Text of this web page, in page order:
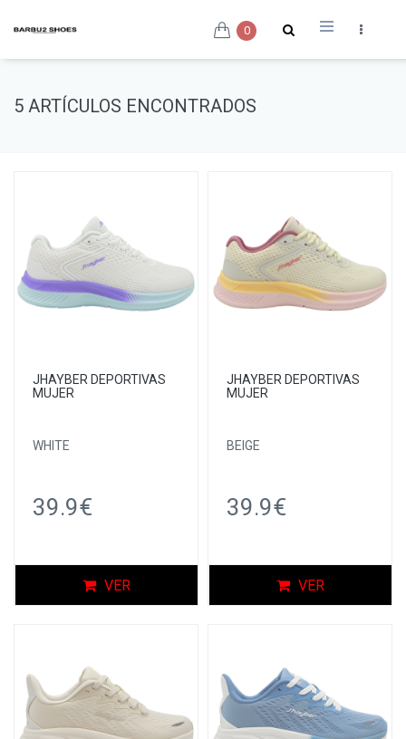
0
5 ARTÍCULOS ENCONTRADOS
JHAYBER DEPORTIVAS
MUJER
WHITE
39.9€
VER
JHAYBER DEPORTIVAS
MUJER
BEIGE
39.9€
VER